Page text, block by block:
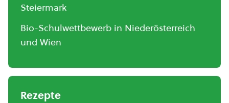
Steiermark
Bio-Schulwettbewerb in Niederösterreich
und Wien
Rezepte